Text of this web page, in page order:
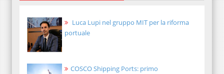
Luca Lupi nel gruppo MIT per la riforma
portuale
COSCO Shipping Ports: primo